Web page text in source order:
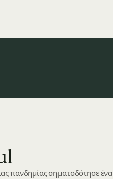
πανδημίας σηματοδότησε ένα